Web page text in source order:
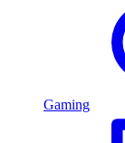
Gaming